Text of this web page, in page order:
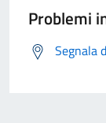
Problemi
Segnala